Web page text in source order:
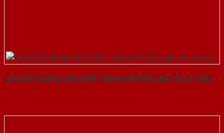
Cửa Gỗ Chống Cháy MDF Veneer P1R2 Căm Xe-a-SGD